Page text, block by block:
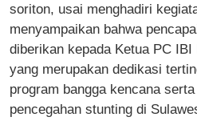
soriton, usai menghadiri
menyampaikan bahwa
diberikan kepada Ketua PC
yang merupakan dedikasi
program bangga kencana
pencegahan stunting di